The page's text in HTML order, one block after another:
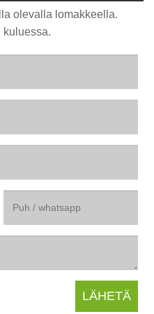
olevalla lomakkeella.
kuluessa.